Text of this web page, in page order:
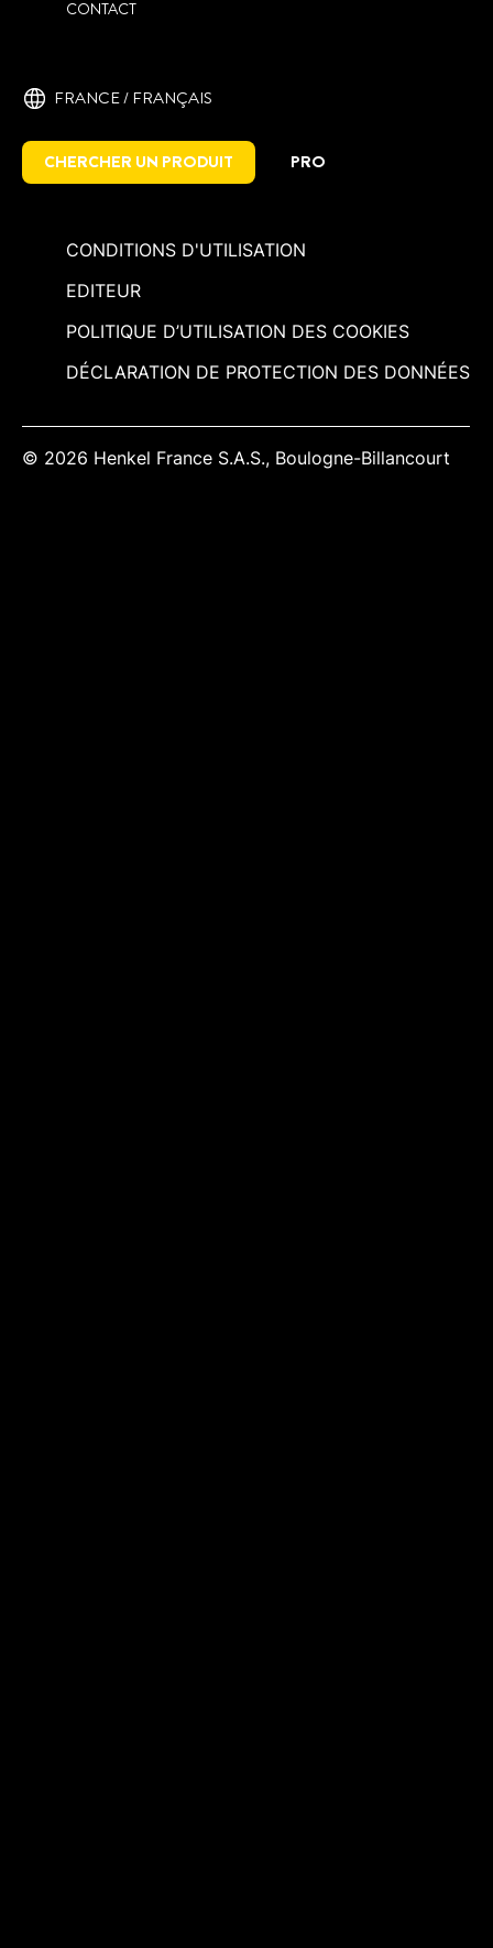
CONTACT
FRANCE / ‎FRANÇAIS
CHERCHER UN PRODUIT PRO
CONDITIONS D'UTILISATION
EDITEUR
POLITIQUE D’UTILISATION DES COOKIES
DÉCLARATION DE PROTECTION DES DONNÉES
© 2026 Henkel France S.A.S., Boulogne-Billancourt